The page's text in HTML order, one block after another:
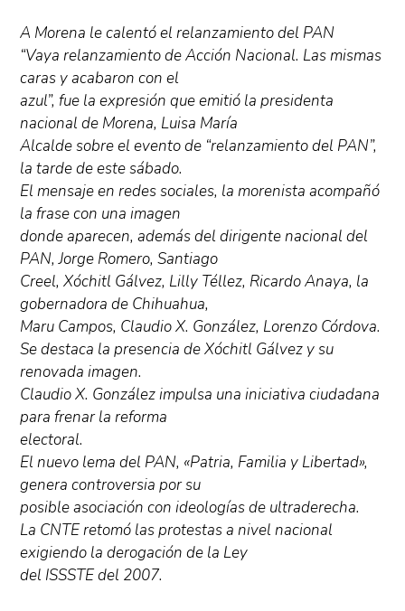
A Morena le calentó el relanzamiento del PAN
“Vaya relanzamiento de Acción Nacional. Las mismas
caras y acabaron con el
azul”, fue la expresión que emitió la presidenta
nacional de Morena, Luisa María
Alcalde sobre el evento de “relanzamiento del PAN”,
la tarde de este sábado.
El mensaje en redes sociales, la morenista acompañó
la frase con una imagen
donde aparecen, además del dirigente nacional del
PAN, Jorge Romero, Santiago
Creel, Xóchitl Gálvez, Lilly Téllez, Ricardo Anaya, la
gobernadora de Chihuahua,
Maru Campos, Claudio X. González, Lorenzo Córdova.
Se destaca la presencia de Xóchitl Gálvez y su
renovada imagen.
Claudio X. González impulsa una iniciativa ciudadana
para frenar la reforma
electoral.
El nuevo lema del PAN, «Patria, Familia y Libertad»,
genera controversia por su
posible asociación con ideologías de ultraderecha.
La CNTE retomó las protestas a nivel nacional
exigiendo la derogación de la Ley
del ISSSTE del 2007.